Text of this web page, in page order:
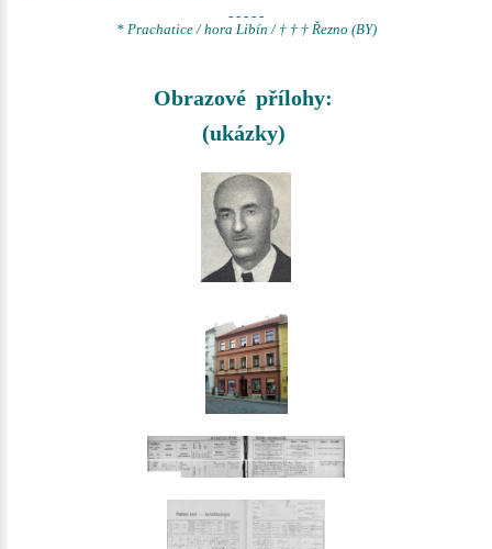
- - - - -
* Prachatice / hora Libín / † † † Řezno (BY)
Obrazové přílohy:
(ukázky)